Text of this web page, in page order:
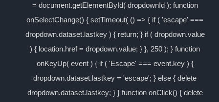
= document.getElementById( dropdownId ); function
onSelectChange() { setTimeout( () => { if ( 'escape' ===
dropdown.dataset.lastkey ) { return; } if ( dropdown.value
) { location.href = dropdown.value; } }, 250 ); } function
onKeyUp( event ) { if ( 'Escape' === event.key ) {
dropdown.dataset.lastkey = 'escape'; } else { delete
dropdown.dataset.lastkey; } } function onClick() { delete